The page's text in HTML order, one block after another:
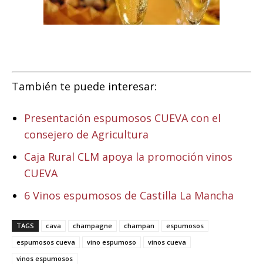
También te puede interesar:
Presentación espumosos CUEVA con el
consejero de Agricultura
Caja Rural CLM apoya la promoción vinos
CUEVA
6 Vinos espumosos de Castilla La Mancha
TAGS cava champagne champan
espumosos
espumosos cueva
vino espumoso
vinos cueva
vinos espumosos